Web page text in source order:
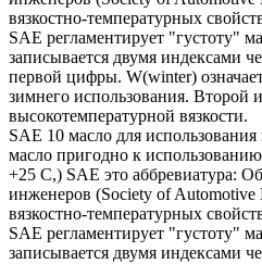
вязкостно-температурных
SAE регламентирует "густоту"
записывается двумя индексами
первой цифры. W(winter)
зимнего использования. Второй
высокотемпературной вязкости.
SAE 10 масло для
масло пригодно к
+25 С,) SAE это аббревиатура:
инженеров (Society of Automotive
вязкостно-температурных
SAE регламентирует "густоту"
записывается двумя индексами